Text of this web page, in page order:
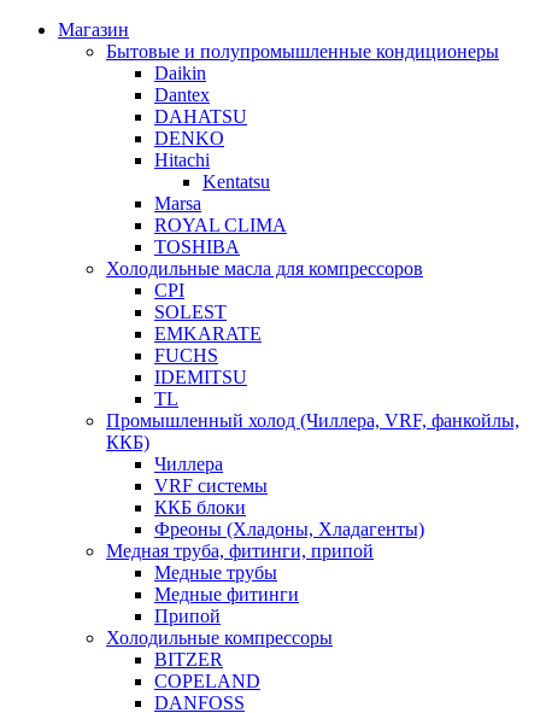
Магазин
Бытовые и полупромышленные кондиционеры
Daikin
Dantex
DAHATSU
DENKO
Hitachi
Kentatsu
Marsa
ROYAL CLIMA
TOSHIBA
Холодильные масла для компрессоров
CPI
SOLEST
EMKARATE
FUCHS
IDEMITSU
TL
Промышленный холод (Чиллера, VRF, фанкойлы,
ККБ)
Чиллера
VRF системы
ККБ блоки
Фреоны (Хладоны, Хладагенты)
Медная труба, фитинги, припой
Медные трубы
Медные фитинги
Припой
Холодильные компрессоры
BITZER
COPELAND
DANFOSS